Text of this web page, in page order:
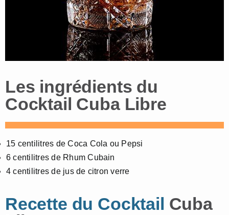
Les ingrédients du
Cocktail Cuba Libre
15 centilitres de Coca Cola ou Pepsi
6 centilitres de Rhum Cubain
4 centilitres de jus de citron verre
Recette du Cocktail Cuba